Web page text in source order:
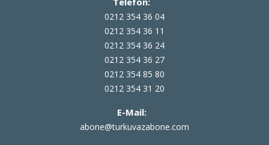
0212 354 36 04
0212 354 36 11
0212 354 36 24
0212 354 36 27
0212 354 85 80
0212 354 31 20
E-Mail:
abone@turkuvazabone.com